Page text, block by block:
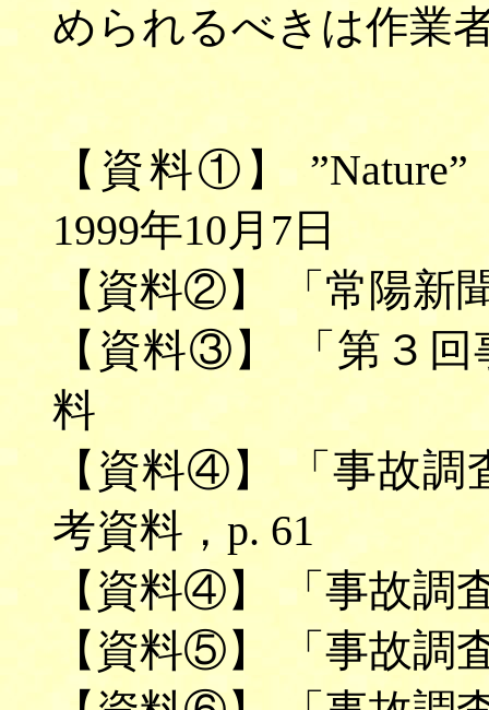
められるべきは作業
【資料①】 ”
1999年10月7日
【資料②】 「常陽新
【資料③】 「第３
料
【資料④】 「事故
考資料，p. 61
【資料④】 「事故調
【資料⑤】 「事故調